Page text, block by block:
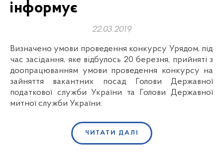
інформує
22.03.2019
Визначено умови проведення конкурсу Урядом, під
час засідання, яке відбулось 20 березня, прийняті з
доопрацюванням умови проведення конкурсу на
зайняття вакантних посад Голови Державної
податкової служби України та Голови Державної
митної служби України.
ЧИТАТИ ДАЛІ